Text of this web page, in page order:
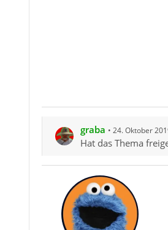
graba 24. Oktober
Hat das Thema